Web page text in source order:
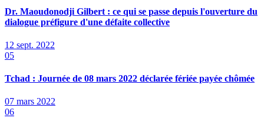
Dr. Maoudonodji Gilbert : ce qui se passe depuis l'ouverture du
dialogue préfigure d'une défaite collective
12 sept. 2022
05
Tchad : Journée de 08 mars 2022 déclarée fériée payée chômée
07 mars 2022
06